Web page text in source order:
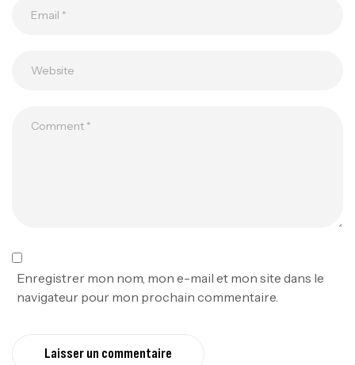
Enregistrer mon nom, mon e-mail et mon site dans le
navigateur pour mon prochain commentaire.
Laisser un commentaire